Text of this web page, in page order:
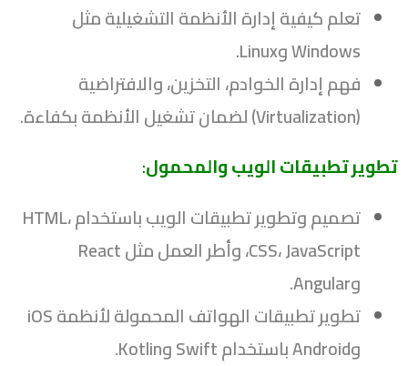
تعلم كيفية إدارة الأنظمة التشغيلية مثل
Windows وLinux.
فهم إدارة الخوادم، التخزين، والافتراضية
(Virtualization) لضمان تشغيل الأنظمة بكفاءة.
تطوير تطبيقات الويب والمحمول:
تصميم وتطوير تطبيقات الويب باستخدام HTML،
CSS، JavaScript، وأطر العمل مثل React
وAngular.
تطوير تطبيقات الهواتف المحمولة لأنظمة iOS
وAndroid باستخدام Swift وKotlin.